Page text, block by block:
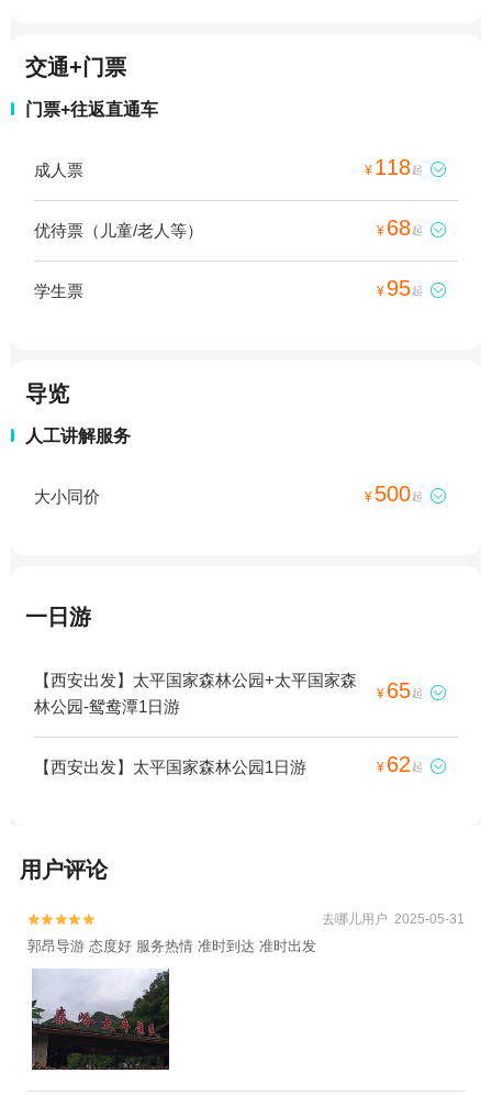
交通+门票
门票+往返直通车
成人票 ¥ 118起 
优待票（儿童/老人等） ¥ 68起 
学生票 ¥ 95起 
导览
人工讲解服务
大小同价 ¥ 500起 
一日游
【西安出发】太平国家森林公园+太平国家森
林公园-鸳鸯潭1日游
¥ 65起 
【西安出发】太平国家森林公园1日游 ¥ 62 起 
用户评论

 去哪儿用户 2025-05-31
郭昂导游 态度好 服务热情 准时到达 准时出发